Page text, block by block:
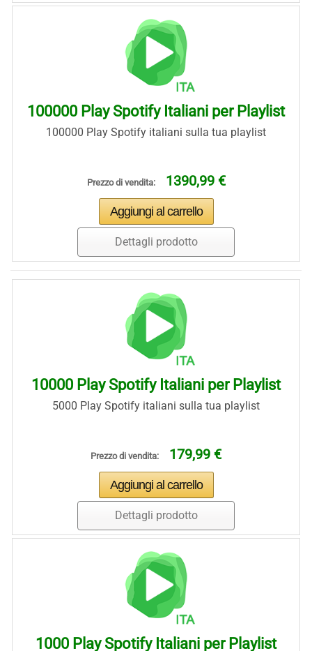
100000 Play Spotify Italiani per Playlist
100000 Play Spotify italiani sulla tua playlist
Prezzo di vendita: 1390,99 €
Dettagli prodotto
10000 Play Spotify Italiani per Playlist
5000 Play Spotify italiani sulla tua playlist
Prezzo di vendita: 179,99 €
Dettagli prodotto
1000 Play Spotify Italiani per Playlist